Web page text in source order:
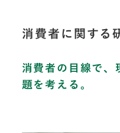
消費者に関する
消費者の目線で、
題を考える。